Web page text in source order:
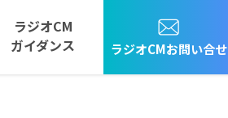
ラジオCM
ガイダンス
ラジオCMお問い合せ